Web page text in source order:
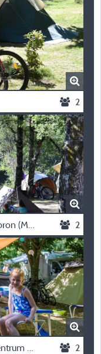
2
Natuur Pakket Locatie En Ruimte Jabron (Met Elektriciteit) 2
Pakket Locatie Natuur En Ruimte Centrum (Met Elektriciteit) 2 Personen 2